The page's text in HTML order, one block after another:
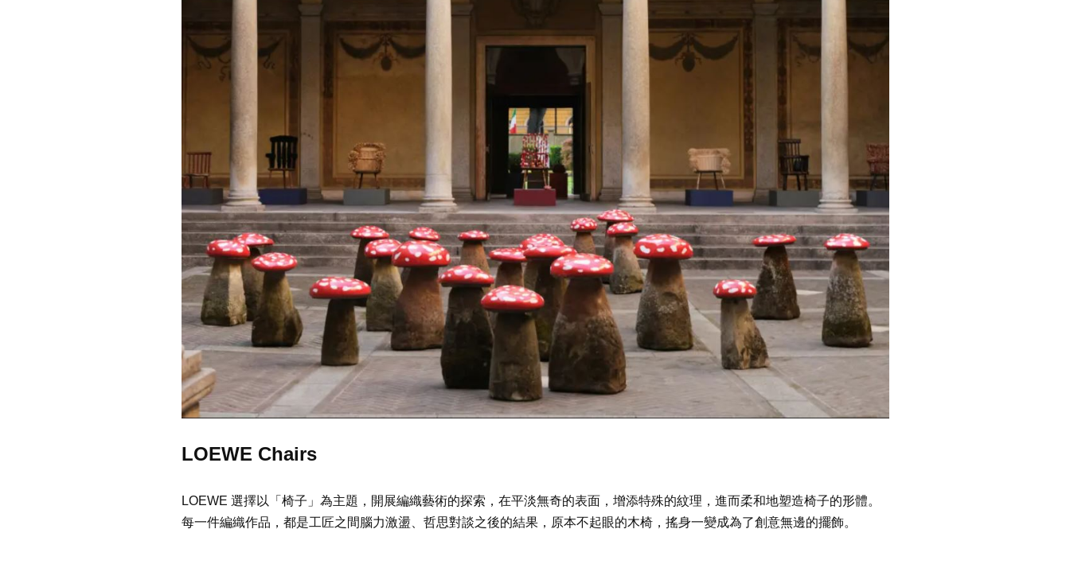
LOEWE Chairs
LOEWE 選擇以「椅子」為主題，開展編織藝術的探索，在平淡無奇的表面，增添特殊的紋理，進而柔和地塑造椅子的形體。
每一件編織作品，都是工匠之間腦力激盪、哲思對談之後的結果，原本不起眼的木椅，搖身一變成為了創意無邊的擺飾。